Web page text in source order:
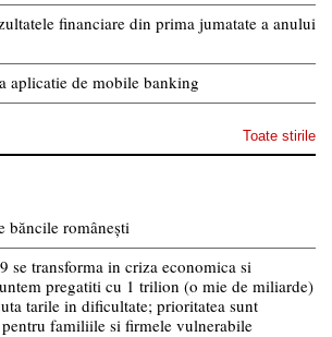
financiare din prima jumatate a anului
aplicatie de mobile banking
Toate stirile
băncile românești
se transforma in criza economica si
pregatiti cu 1 trilion (o mie de miliarde)
tarile in dificultate; prioritatea sunt
familiile si firmele vulnerabile